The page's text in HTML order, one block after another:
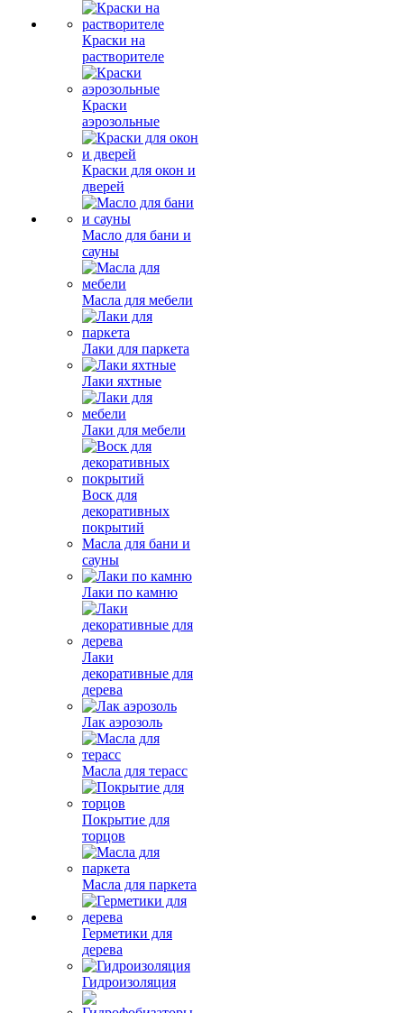
Краски на
растворителе
Краски
аэрозольные
Краски для окон и
дверей
Масло для бани и
сауны
Масла для мебели
Лаки для паркета
Лаки яхтные
Лаки для мебели
Воск для
декоративных
покрытий
Масла для бани и
сауны
Лаки по камню
Лаки
декоративные для
дерева
Лак аэрозоль
Масла для терасс
Покрытие для
торцов
Масла для паркета
Герметики для
дерева
Гидроизоляция